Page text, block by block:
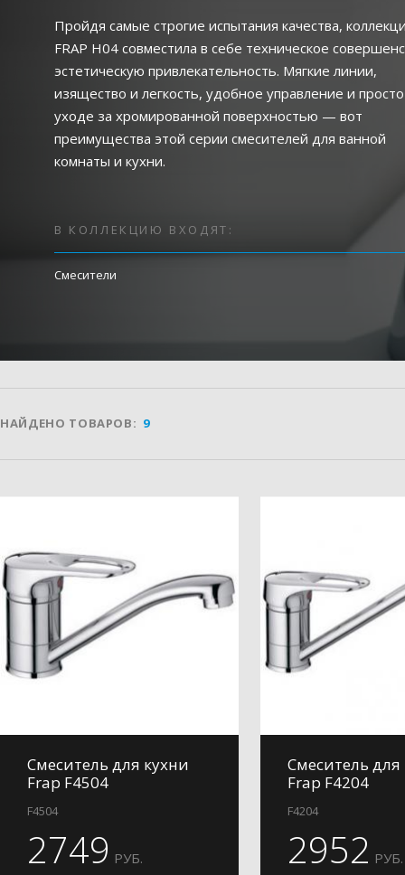
Пройдя самые строгие испытания качества,
FRAP H04 совместила в себе техническое
эстетическую привлекательность. Мягкие линии,
изящество и легкость, удобное управление и
уходе за хромированной поверхностью — вот
преимущества этой серии смесителей для ванной
комнаты и кухни.
В КОЛЛЕКЦИЮ ВХОДЯТ:
Смесители
НАЙДЕНО ТОВАРОВ: 9
Смеситель для кухни
Frap F4504
F4504
2749 РУБ.
Смеситель для
Frap F4204
F4204
2952 РУБ.